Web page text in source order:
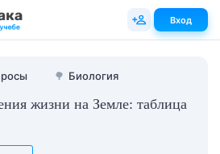
🌳 Биология
жизни на Земле: таблица
Вход